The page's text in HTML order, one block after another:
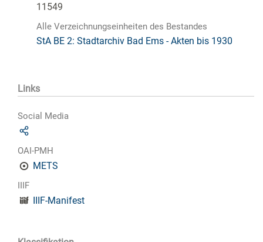
11549
Alle Verzeichnungseinheiten des Bestandes
StA BE 2: Stadtarchiv Bad Ems - Akten bis 1930
Links
Social Media
OAI-PMH
METS
IIIF
IIIF-Manifest